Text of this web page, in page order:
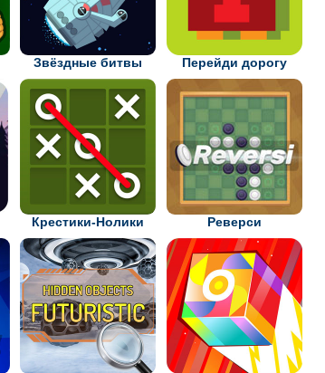
Звёздные битвы Перейди дорогу
Крестики-Нолики Реверси